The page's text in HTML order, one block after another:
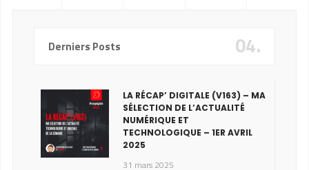
Derniers Posts 04.
LA RÉCAP’ DIGITALE (V163) – MA
SÉLECTION DE L’ACTUALITÉ
NUMÉRIQUE ET
TECHNOLOGIQUE – 1ER AVRIL
2025
31 mars 2025